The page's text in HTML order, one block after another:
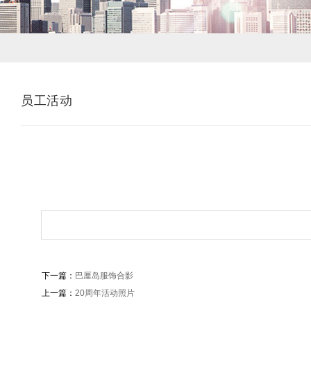
员工活动
下一篇： 巴厘岛服饰合影
上一篇： 20周年活动照片